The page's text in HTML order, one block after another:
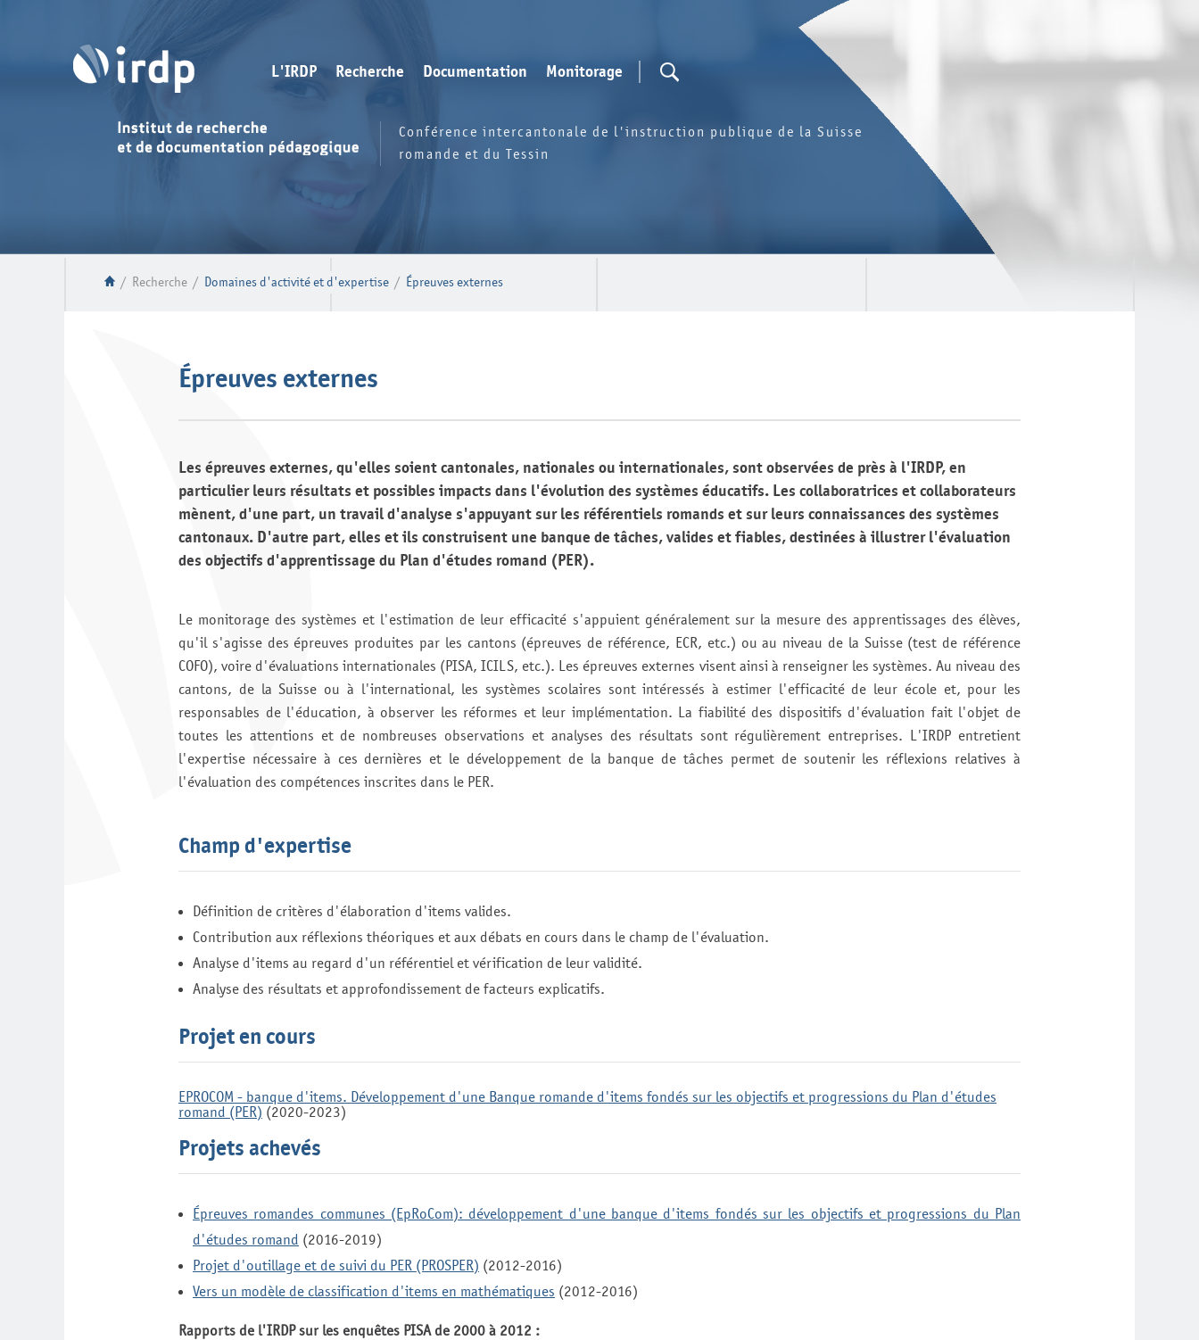
L'IRDP Recherche Documentation Monitorage
Conférence intercantonale de l'instruction publique de la Suisse
romande et du Tessin
/ Recherche / Domaines d'activité et d'expertise / Épreuves externes
Épreuves externes
Les épreuves externes, qu'elles soient cantonales, nationales ou internationales, sont observées de près à l'IRDP, en
particulier leurs résultats et possibles impacts dans l'évolution des systèmes éducatifs. Les collaboratrices et collaborateurs
mènent, d'une part, un travail d'analyse s'appuyant sur les référentiels romands et sur leurs connaissances des systèmes
cantonaux. D'autre part, elles et ils construisent une banque de tâches, valides et fiables, destinées à illustrer l'évaluation
des objectifs d'apprentissage du Plan d'études romand (PER).
Le monitorage des systèmes et l'estimation de leur efficacité s'appuient généralement sur la mesure des apprentissages des élèves,
qu'il s'agisse des épreuves produites par les cantons (épreuves de référence, ECR, etc.) ou au niveau de la Suisse (test de référence
COFO), voire d'évaluations internationales (PISA, ICILS, etc.). Les épreuves externes visent ainsi à renseigner les systèmes. Au niveau des
cantons, de la Suisse ou à l'international, les systèmes scolaires sont intéressés à estimer l'efficacité de leur école et, pour les
responsables de l'éducation, à observer les réformes et leur implémentation. La fiabilité des dispositifs d'évaluation fait l'objet de
toutes les attentions et de nombreuses observations et analyses des résultats sont régulièrement entreprises. L'IRDP entretient
l'expertise nécessaire à ces dernières et le développement de la banque de tâches permet de soutenir les réflexions relatives à
l'évaluation des compétences inscrites dans le PER.
Champ d'expertise
Définition de critères d'élaboration d'items valides.
Contribution aux réflexions théoriques et aux débats en cours dans le champ de l'évaluation.
Analyse d'items au regard d'un référentiel et vérification de leur validité.
Analyse des résultats et approfondissement de facteurs explicatifs.
Projet en cours
EPROCOM - banque d'items. Développement d'une Banque romande d'items fondés sur les objectifs et progressions du Plan d'études
romand (PER) (2020-2023)
Projets achevés
Épreuves romandes communes (EpRoCom): développement d'une banque d'items fondés sur les objectifs et progressions du Plan
d'études romand (2016-2019)
Projet d'outillage et de suivi du PER (PROSPER) (2012-2016)
Vers un modèle de classification d'items en mathématiques (2012-2016)
Rapports de l'IRDP sur les enquêtes PISA de 2000 à 2012 :